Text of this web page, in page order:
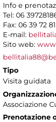
Info e
Tel: 06
Fax: 06 39 72
E-mail:
Sito web:
Tipo
Visita guidata
Associazione
Prenotazione